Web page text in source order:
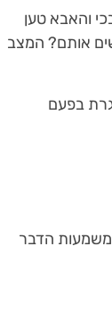
והאבא טען
אותם? המצב
בפעם
משמעות הדבר